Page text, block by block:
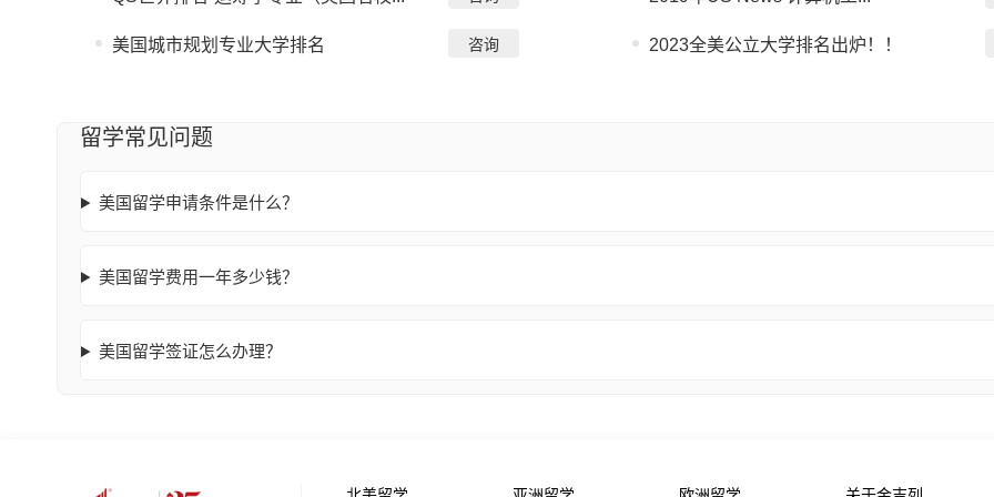
美国城市规划专业大学排名 咨询 2023全美公立大学排名出炉！！
留学常见问题
美国留学申请条件是什么？
美国留学费用一年多少钱？
美国留学签证怎么办理？